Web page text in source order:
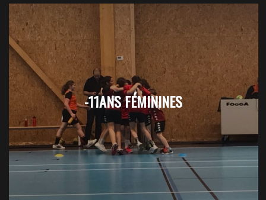
-11ANS FÉMININES